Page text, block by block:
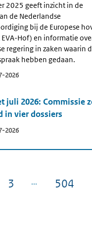
2025 geeft inzicht in de
de Nederlandse
bij de Europese
EVA-Hof) en informatie
regering in zaken waarin
hebben gedaan.
2026
juli 2026: Commissie
in vier dossiers
2026
Pagina
3 Pagina
504